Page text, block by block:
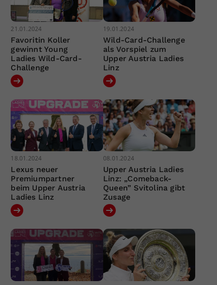
21.01.2024
Favoritin Koller
gewinnt Young
Ladies Wild-Card-
Challenge
19.01.2024
Wild-Card-Challenge
als Vorspiel zum
Upper Austria Ladies
Linz
18.01.2024
Lexus neuer
Premiumpartner
beim Upper Austria
Ladies Linz
08.01.2024
Upper Austria Ladies
Linz: „Comeback-
Queen” Svitolina gibt
Zusage